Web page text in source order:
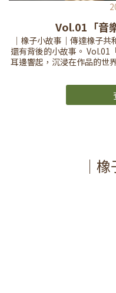
Vol.01「音
｜橡子小故事｜傳達橡子
還有背後的小故事。 Vol.01
耳邊響起，沉浸在作品的世
男爵音樂盒是橡子共和國
版製作，呈現全新造型。
許時髦的氛圍。 ▍彩繪玻璃
節也忠實還原。一直望著
以自拔。 ▍自改版前沿用到
｜